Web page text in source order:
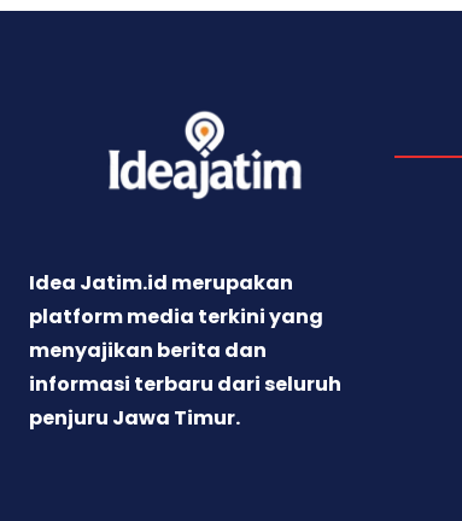
Idea Jatim.id merupakan
platform media terkini yang
menyajikan berita dan
informasi terbaru dari seluruh
penjuru Jawa Timur.